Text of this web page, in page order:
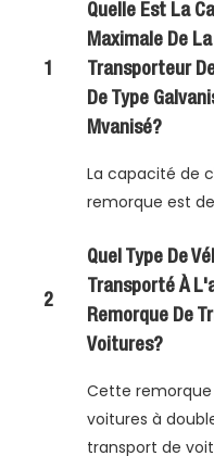
1
Quelle Est La
Maximale De
Transporteur
De Type
Mvanisé?
La capacité de
remorque est
2
Quel Type De
Transporté À
Remorque De
Voitures?
Cette
voitures à
transport de